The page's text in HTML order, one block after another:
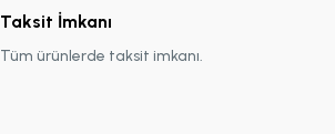
Taksit İmkanı
Tüm ürünlerde taksit imkanı.